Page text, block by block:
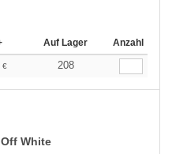
Auf Lager Anzahl
€ 208
White